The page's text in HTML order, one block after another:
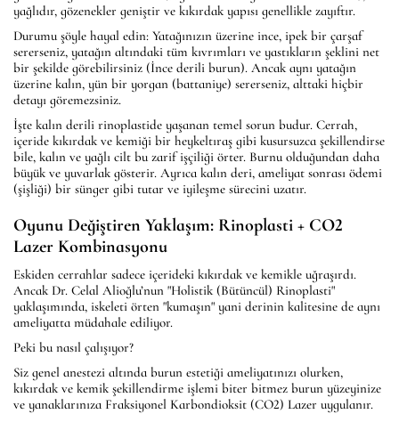
yağlıdır, gözenekler geniştir ve kıkırdak yapısı genellikle zayıftır.
Durumu şöyle hayal edin: Yatağınızın üzerine ince, ipek bir çarşaf
sererseniz, yatağın altındaki tüm kıvrımları ve yastıkların şeklini net
bir şekilde görebilirsiniz (İnce derili burun). Ancak aynı yatağın
üzerine kalın, yün bir yorgan (battaniye) sererseniz, alttaki hiçbir
detayı göremezsiniz.
İşte kalın derili rinoplastide yaşanan temel sorun budur. Cerrah,
içeride kıkırdak ve kemiği bir heykeltıraş gibi kusursuzca şekillendirse
bile, kalın ve yağlı cilt bu zarif işçiliği örter. Burnu olduğundan daha
büyük ve yuvarlak gösterir. Ayrıca kalın deri, ameliyat sonrası ödemi
(şişliği) bir sünger gibi tutar ve iyileşme sürecini uzatır.
Oyunu Değiştiren Yaklaşım: Rinoplasti + CO2
Lazer Kombinasyonu
Eskiden cerrahlar sadece içerideki kıkırdak ve kemikle uğraşırdı.
Ancak Dr. Celal Alioğlu’nun "Holistik (Bütüncül) Rinoplasti"
yaklaşımında, iskeleti örten "kumaşın" yani derinin kalitesine de aynı
ameliyatta müdahale ediliyor.
Peki bu nasıl çalışıyor?
Siz genel anestezi altında burun estetiği ameliyatınızı olurken,
kıkırdak ve kemik şekillendirme işlemi biter bitmez burun yüzeyinize
ve yanaklarınıza Fraksiyonel Karbondioksit (CO2) Lazer uygulanır.